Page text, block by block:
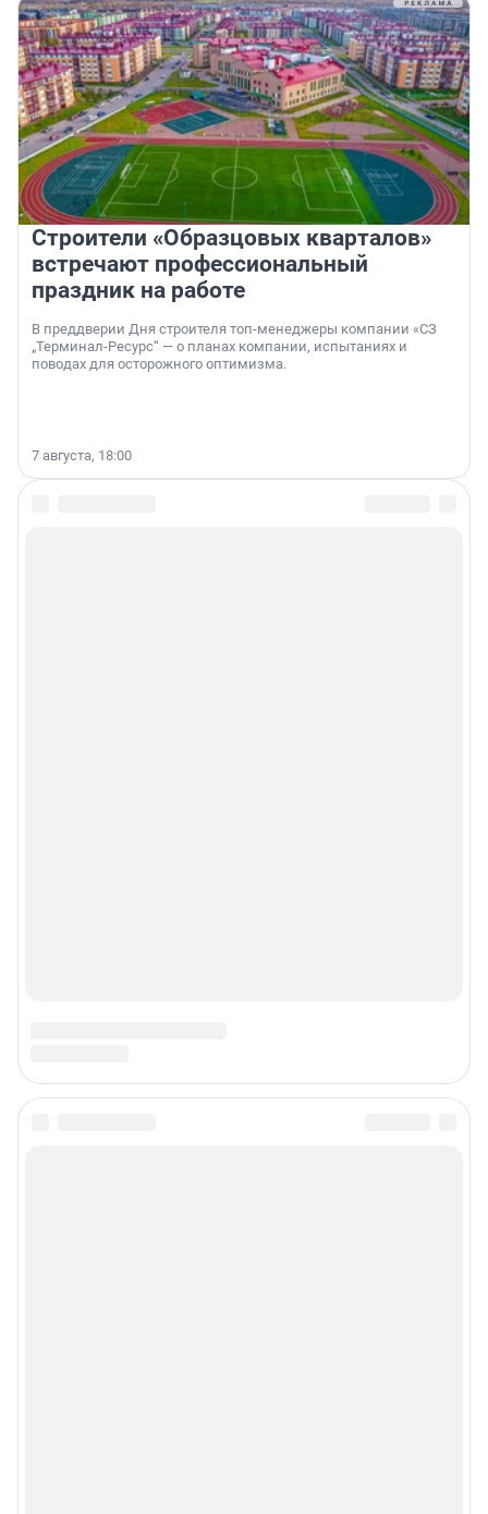
Строители «Образцовых кварталов»
встречают профессиональный
праздник на работе
В преддверии Дня строителя топ-менеджеры компании «СЗ
„Терминал-Ресурс“ — о планах компании, испытаниях и
поводах для осторожного оптимизма.
7 августа, 18:00